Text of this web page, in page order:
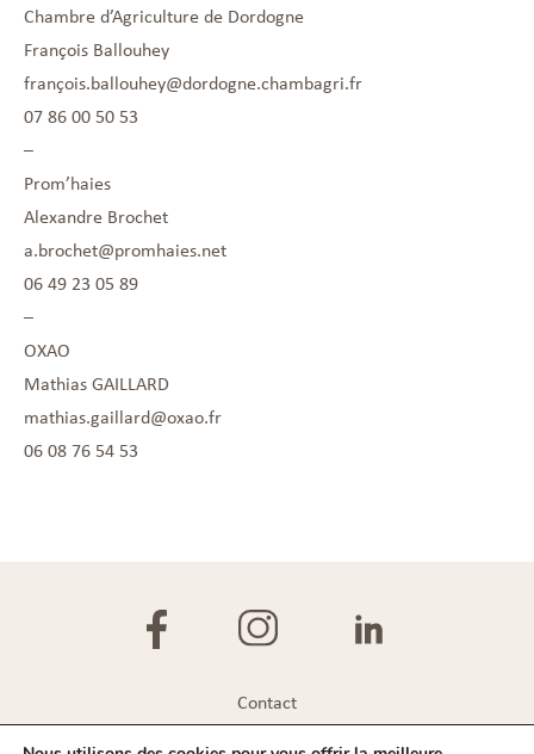
Chambre d’Agriculture de Dordogne
François Ballouhey
françois.ballouhey@dordogne.chambagri.fr
07 86 00 50 53
–
Prom’haies
Alexandre Brochet
a.brochet@promhaies.net
06 49 23 05 89
–
OXAO
Mathias GAILLARD
mathias.gaillard@oxao.fr
06 08 76 54 53
Contact